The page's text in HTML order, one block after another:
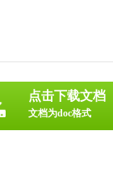
点击下载文档
文档为doc格式